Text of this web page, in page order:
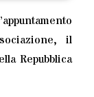
il
Repubblica